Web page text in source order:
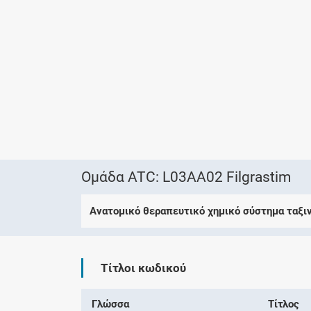
Ομάδα ATC: L03AA02 Filgrastim
Ανατομικό θεραπευτικό χημικό σύστημα
Τίτλοι κωδικού
Γλώσσα Τίτλος